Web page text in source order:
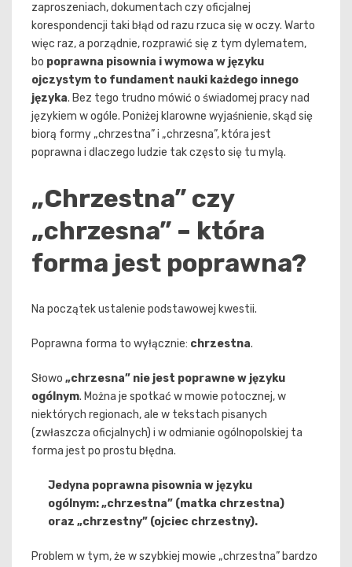
zaproszeniach, dokumentach czy oficjalnej
korespondencji taki błąd od razu rzuca się w oczy. Warto
więc raz, a porządnie, rozprawić się z tym dylematem,
bo poprawna pisownia i wymowa w języku
ojczystym to fundament nauki każdego innego
języka. Bez tego trudno mówić o świadomej pracy nad
językiem w ogóle. Poniżej klarowne wyjaśnienie, skąd się
biorą formy „chrzestna” i „chrzesna”, która jest
poprawna i dlaczego ludzie tak często się tu mylą.
„Chrzestna” czy
„chrzesna” – która
forma jest poprawna?
Na początek ustalenie podstawowej kwestii.
Poprawna forma to wyłącznie: chrzestna.
Słowo „chrzesna” nie jest poprawne w języku
ogólnym. Można je spotkać w mowie potocznej, w
niektórych regionach, ale w tekstach pisanych
(zwłaszcza oficjalnych) i w odmianie ogólnopolskiej ta
forma jest po prostu błędna.
Jedyna poprawna pisownia w języku
ogólnym: „chrzestna” (matka chrzestna)
oraz „chrzestny” (ojciec chrzestny).
Problem w tym, że w szybkiej mowie „chrzestna” bardzo